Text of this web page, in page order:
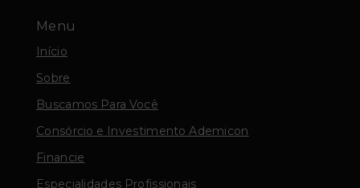
Menu
Início
Sobre
Buscamos Para Você
Consórcio e Investimento Ademicon
Financie
Especialidades Profissionais